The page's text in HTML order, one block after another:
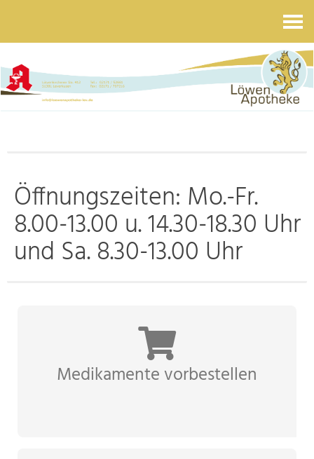
Öffnungszeiten: Mo.-Fr.
8.00-13.00 u. 14.30-18.30 Uhr
und Sa. 8.30-13.00 Uhr
Medikamente vorbestellen